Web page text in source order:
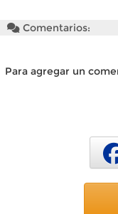
Comentarios:
Para agregar un